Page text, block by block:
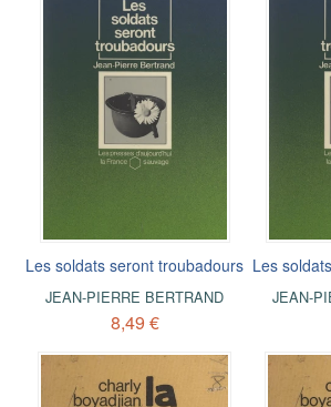
Les soldats seront troubadours
JEAN-PIERRE BERTRAND
8,49 €
Les
JEAN-